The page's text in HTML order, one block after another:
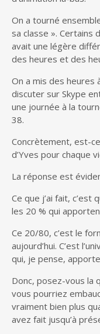
On a tourné
sa classe ». Certains
avait une légère
des heures et des
On a mis des heures
discuter sur Skype
une journée à la
38.
Concrètement, est-
d’Yves pour chaque
La réponse est
Ce que j’ai fait, c’est
les 20 % qui
Ce 20/80, c’est le
aujourd’hui. C’est
qui, je pense,
Donc, posez-vous la
vous pourriez
vraiment bien plus
avez fait jusqu’à